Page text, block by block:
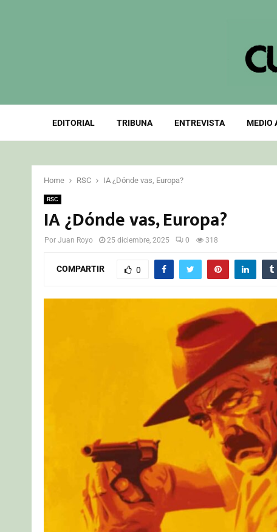
EDITORIAL TRIBUNA ENTREVISTA MEDIO
Home RSC IA ¿Dónde vas, Europa?
RSC
IA ¿Dónde vas, Europa?
Por Juan Royo 25 diciembre, 2025 0 318
COMPARTIR 0